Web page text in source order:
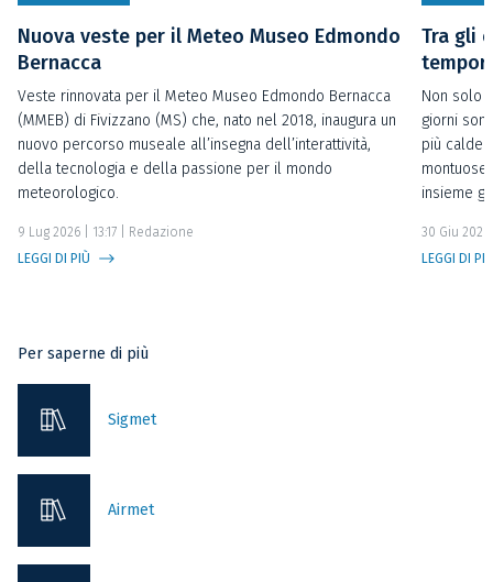
Nuova veste per il Meteo Museo Edmondo
Bernacca
Veste rinnovata per il Meteo Museo Edmondo Bernacca
(MMEB) di Fivizzano (MS) che, nato nel 2018, inaugura un
nuovo percorso museale all’insegna dell’interattività,
della tecnologia e della passione per il mondo
meteorologico.
9 Lug 2026 | 13:17 | Redazione
LEGGI DI PIÙ
Tra gli
Non solo
giorni
più calde
insieme
30 Giu
LEGGI DI
Per saperne di più
Sigmet
Airmet